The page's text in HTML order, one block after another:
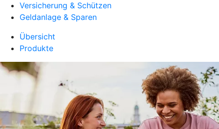
Versicherung & Schützen
Geldanlage & Sparen
Übersicht
Produkte